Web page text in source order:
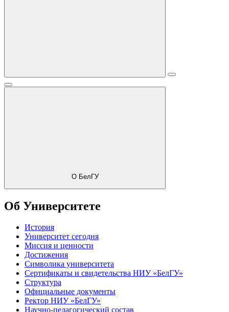
О БелГУ
Об Университете
История
Университет сегодня
Миссия и ценности
Достижения
Символика университета
Сертификаты и свидетельства НИУ «БелГУ»
Структура
Официальные документы
Ректор НИУ «БелГУ»
Научно-педагогический состав